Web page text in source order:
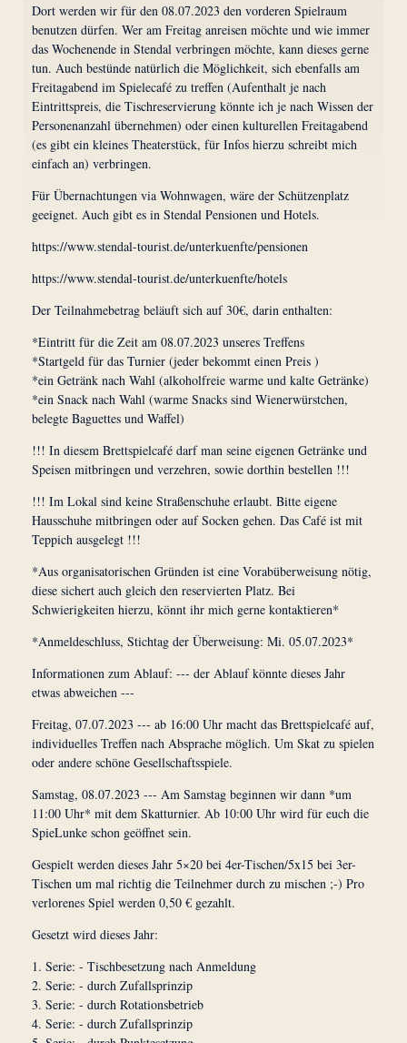
Dort werden wir für den 08.07.2023 den vorderen Spielraum
benutzen dürfen. Wer am Freitag anreisen möchte und wie immer
das Wochenende in Stendal verbringen möchte, kann dieses gerne
tun. Auch bestünde natürlich die Möglichkeit, sich ebenfalls am
Freitagabend im Spielecafé zu treffen (Aufenthalt je nach
Eintrittspreis, die Tischreservierung könnte ich je nach Wissen der
Personenanzahl übernehmen) oder einen kulturellen Freitagabend
(es gibt ein kleines Theaterstück, für Infos hierzu schreibt mich
einfach an) verbringen.
Für Übernachtungen via Wohnwagen, wäre der Schützenplatz
geeignet. Auch gibt es in Stendal Pensionen und Hotels.
https://www.stendal-tourist.de/unterkuenfte/pensionen
https://www.stendal-tourist.de/unterkuenfte/hotels
Der Teilnahmebetrag beläuft sich auf 30€, darin enthalten:
*Eintritt für die Zeit am 08.07.2023 unseres Treffens
*Startgeld für das Turnier (jeder bekommt einen Preis )
*ein Getränk nach Wahl (alkoholfreie warme und kalte Getränke)
*ein Snack nach Wahl (warme Snacks sind Wienerwürstchen,
belegte Baguettes und Waffel)
!!! In diesem Brettspielcafé darf man seine eigenen Getränke und
Speisen mitbringen und verzehren, sowie dorthin bestellen !!!
!!! Im Lokal sind keine Straßenschuhe erlaubt. Bitte eigene
Hausschuhe mitbringen oder auf Socken gehen. Das Café ist mit
Teppich ausgelegt !!!
*Aus organisatorischen Gründen ist eine Vorabüberweisung nötig,
diese sichert auch gleich den reservierten Platz. Bei
Schwierigkeiten hierzu, könnt ihr mich gerne kontaktieren*
*Anmeldeschluss, Stichtag der Überweisung: Mi. 05.07.2023*
Informationen zum Ablauf: --- der Ablauf könnte dieses Jahr
etwas abweichen ---
Freitag, 07.07.2023 --- ab 16:00 Uhr macht das Brettspielcafé auf,
individuelles Treffen nach Absprache möglich. Um Skat zu spielen
oder andere schöne Gesellschaftsspiele.
Samstag, 08.07.2023 --- Am Samstag beginnen wir dann *um
11:00 Uhr* mit dem Skatturnier. Ab 10:00 Uhr wird für euch die
SpieLunke schon geöffnet sein.
Gespielt werden dieses Jahr 5×20 bei 4er-Tischen/5x15 bei 3er-
Tischen um mal richtig die Teilnehmer durch zu mischen ;-) Pro
verlorenes Spiel werden 0,50 € gezahlt.
Gesetzt wird dieses Jahr:
1. Serie: - Tischbesetzung nach Anmeldung
2. Serie: - durch Zufallsprinzip
3. Serie: - durch Rotationsbetrieb
4. Serie: - durch Zufallsprinzip